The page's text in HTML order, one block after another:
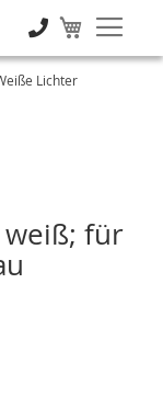
Lichter
weiß; für